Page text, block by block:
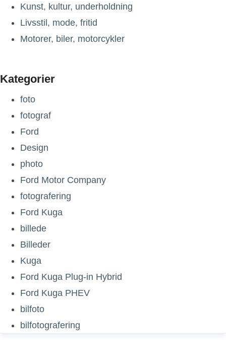
Kunst, kultur, underholdning
Livsstil, mode, fritid
Motorer, biler, motorcykler
Kategorier
foto
fotograf
Ford
Design
photo
Ford Motor Company
fotografering
Ford Kuga
billede
Billeder
Kuga
Ford Kuga Plug-in Hybrid
Ford Kuga PHEV
bilfoto
bilfotografering